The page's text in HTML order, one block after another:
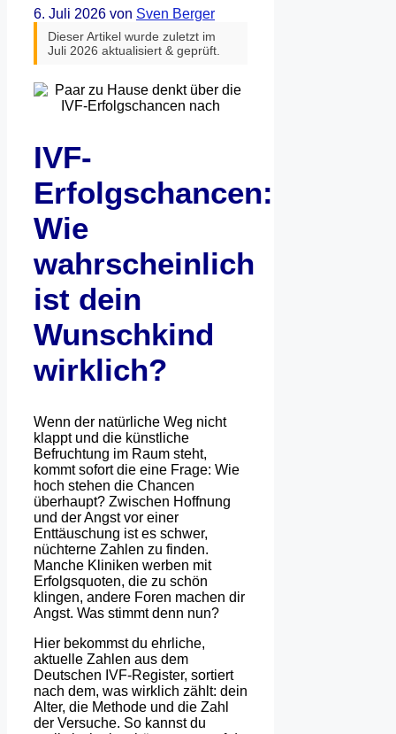
6. Juli 2026 von Sven Berger
Dieser Artikel wurde zuletzt im
Juli 2026 aktualisiert & geprüft.
IVF-
Erfolgschancen:
Wie
wahrscheinlich
ist dein
Wunschkind
wirklich?
Wenn der natürliche Weg nicht
klappt und die künstliche
Befruchtung im Raum steht,
kommt sofort die eine Frage: Wie
hoch stehen die Chancen
überhaupt? Zwischen Hoffnung
und der Angst vor einer
Enttäuschung ist es schwer,
nüchterne Zahlen zu finden.
Manche Kliniken werben mit
Erfolgsquoten, die zu schön
klingen, andere Foren machen dir
Angst. Was stimmt denn nun?
Hier bekommst du ehrliche,
aktuelle Zahlen aus dem
Deutschen IVF-Register, sortiert
nach dem, was wirklich zählt: dein
Alter, die Methode und die Zahl
der Versuche. So kannst du